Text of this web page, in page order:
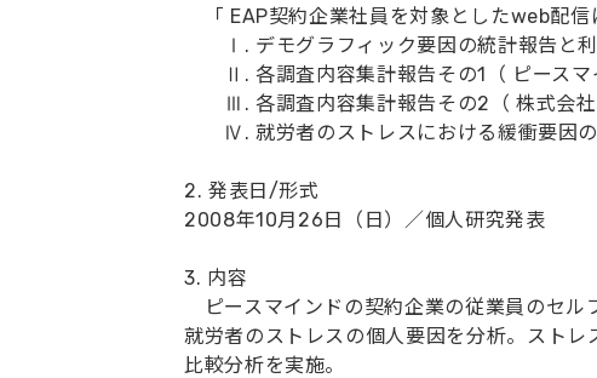
「 EAP契約企業社員を対象としたweb配信
Ⅰ. デモグラフィック要因の統計報告と利
Ⅱ. 各調査内容集計報告その1（ ピースマ
Ⅲ. 各調査内容集計報告その2（ 株式会社
Ⅳ. 就労者のストレスにおける緩衝要因の
2. 発表日/形式
2008年10月26日（日）／個人研究発表
3. 内容
ピースマインドの契約企業の従業員のセル
就労者のストレスの個人要因を分析。スト
比較分析を実施。